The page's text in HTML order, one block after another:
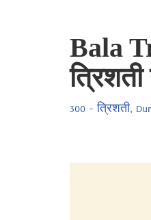
Bala
त्रिशती
300 - त्रिशती,